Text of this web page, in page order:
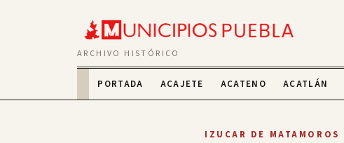
ARCHIVO HISTÓRICO
PORTADA ACAJETE ACATENO ACATLÁN
IZUCAR DE MATAMOROS